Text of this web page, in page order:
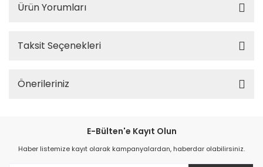
Ürün Yorumları
Taksit Seçenekleri
Önerileriniz
E-Bülten'e Kayıt Olun
Haber listemize kayıt olarak kampanyalardan, haberdar olabilirsiniz.